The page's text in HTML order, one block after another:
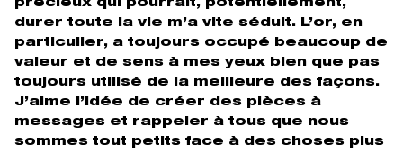
précieux qui pourrait, potentiellement,
durer toute la vie m’a vite séduit. L’or, en
particulier, a toujours occupé beaucoup de
valeur et de sens à mes yeux bien que pas
toujours utilisé de la meilleure des façons.
J’aime l’idée de créer des pièces à
messages et rappeler à tous que nous
sommes tout petits face à des choses plus